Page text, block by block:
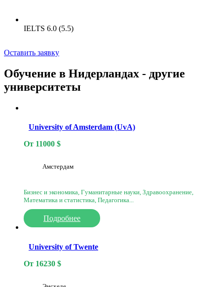
IELTS 6.0 (5.5)
Оставить заявку
Обучение в Нидерландах - другие
университеты
University of Amsterdam (UvA)
От 11000 $
Амстердам
Бизнес и экономика, Гуманитарные науки, Здравоохранение,
Математика и статистика, Педагогика...
Подробнее
University of Twente
От 16230 $